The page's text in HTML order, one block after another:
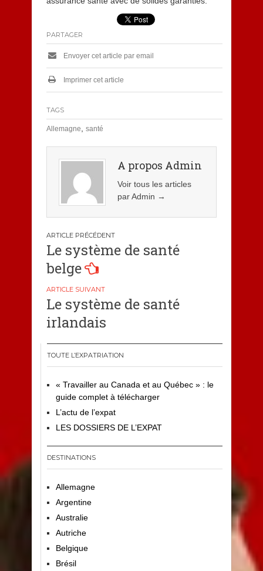
PARTAGER
Envoyer cet article par email
Imprimer cet article
TAGS
Allemagne, santé
A propos Admin
Voir tous les articles
par Admin →
Navigation
de
l’article
Le système de santé
belge
Le système de santé
irlandais
TOUTE L’EXPATRIATION
« Travailler au Canada et au Québec » : le
guide complet à télécharger
L’actu de l’expat
LES DOSSIERS DE L’EXPAT
DESTINATIONS
Allemagne
Argentine
Australie
Autriche
Belgique
Brésil